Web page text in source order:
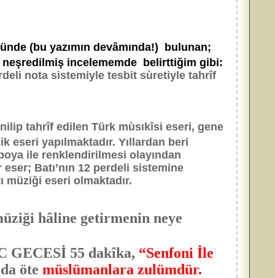
(bu yazımın devâmında!) bulunan;
neşredilmiş incelememde belirttiğim gibi:
nota sistemiyle tesbit sùretiyle tahrîf
tahrîf edilen Türk mùsıkîsi eseri, gene
eseri yapılmaktadır. Yıllardan beri
ile renklendirilmesi olayından
Batı’nın 12 perdeli sistemine
müziği eseri olmaktadır.
hâline getirmenin neye
GECESİ 55 dakîka, “Senfoni İle
da ötemüslümanlara zulümdür.